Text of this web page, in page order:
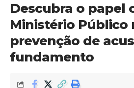
Descubra o papel
Ministério Público
prevenção de
fundamento